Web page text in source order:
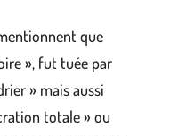
que
», fut tuée par
» mais aussi
totale » ou